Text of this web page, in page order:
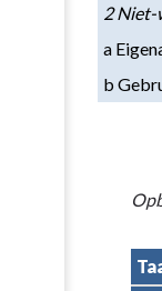
Belastingen
2 Niet-
a
b